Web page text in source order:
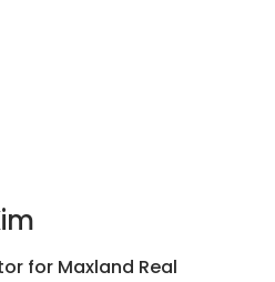
for Maxland Real